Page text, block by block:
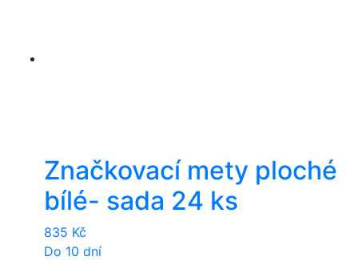
Značkovací mety ploché
bílé- sada 24 ks
835 Kč
Do 10 dní